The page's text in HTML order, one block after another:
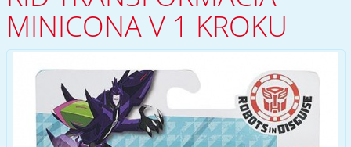
MINICONA V 1 KROKU